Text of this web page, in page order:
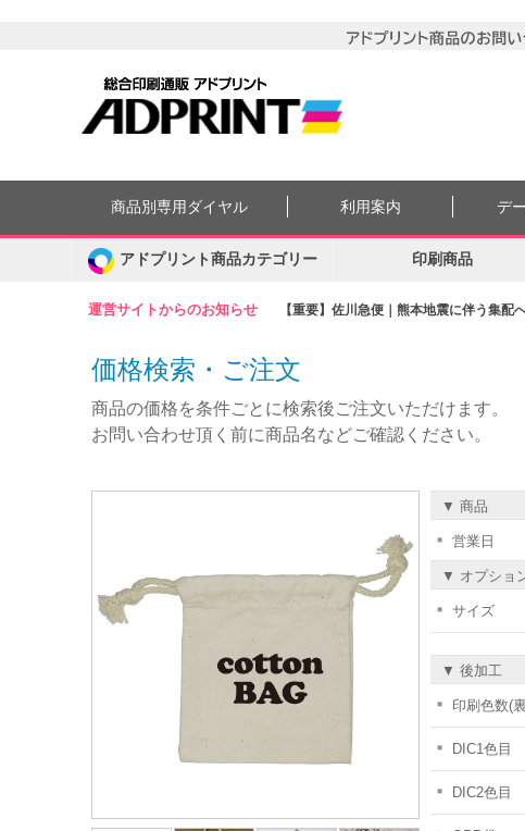
運営サイトからのお知らせ 【重要】佐川急便｜熊本地震に伴う集配
商品別専用ダイヤル 利用案内 デ
アドプリント商品カテゴリー 印刷商品
価格検索・ご注文
商品の価格を条件ごとに検索後ご注文いただけます。
お問い合わせ頂く前に商品名などご確認ください。
▼ 商品
営業日
▼ オプショ
サイズ
▼ 後加工
印刷色数(
DIC1色目
DIC2色目